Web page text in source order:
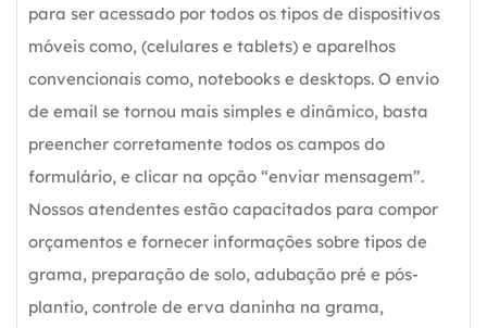
para ser acessado por todos os tipos de dispositivos
móveis como, (celulares e tablets) e aparelhos
convencionais como, notebooks e desktops. O envio
de email se tornou mais simples e dinâmico, basta
preencher corretamente todos os campos do
formulário, e clicar na opção “enviar mensagem”.
Nossos atendentes estão capacitados para compor
orçamentos e fornecer informações sobre tipos de
grama, preparação de solo, adubação pré e pós-
plantio, controle de erva daninha na grama,